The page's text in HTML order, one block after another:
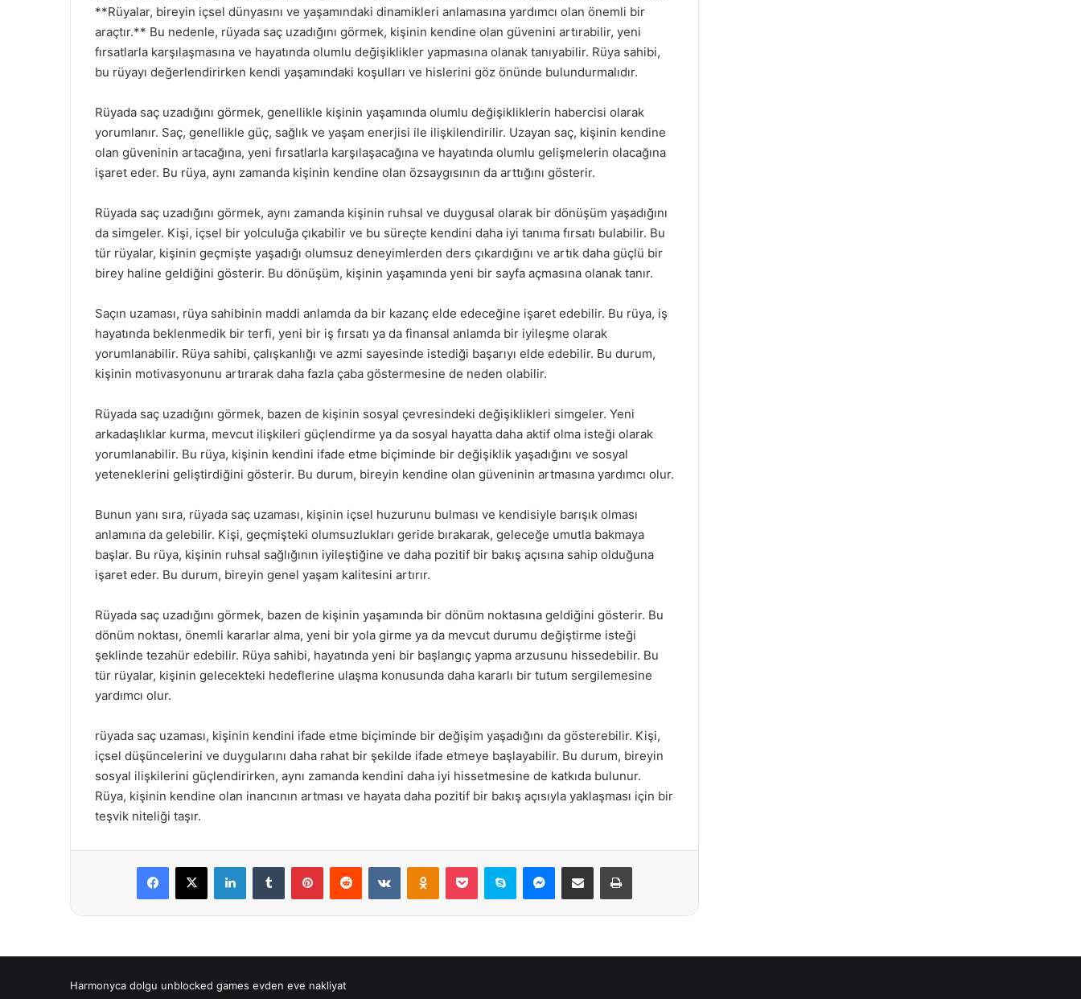
**Rüyalar, bireyin içsel dünyasını ve yaşamındaki dinamikleri anlamasına yardımcı olan önemli bir
araçtır.** Bu nedenle, rüyada saç uzadığını görmek, kişinin kendine olan güvenini artırabilir, yeni
fırsatlarla karşılaşmasına ve hayatında olumlu değişiklikler yapmasına olanak tanıyabilir. Rüya sahibi,
bu rüyayı değerlendirirken kendi yaşamındaki koşulları ve hislerini göz önünde bulundurmalıdır.
Rüyada saç uzadığını görmek, genellikle kişinin yaşamında olumlu değişikliklerin habercisi olarak
yorumlanır. Saç, genellikle güç, sağlık ve yaşam enerjisi ile ilişkilendirilir. Uzayan saç, kişinin kendine
olan güveninin artacağına, yeni fırsatlarla karşılaşacağına ve hayatında olumlu gelişmelerin olacağına
işaret eder. Bu rüya, aynı zamanda kişinin kendine olan özsaygısının da arttığını gösterir.
Rüyada saç uzadığını görmek, aynı zamanda kişinin ruhsal ve duygusal olarak bir dönüşüm yaşadığını
da simgeler. Kişi, içsel bir yolculuğa çıkabilir ve bu süreçte kendini daha iyi tanıma fırsatı bulabilir. Bu
tür rüyalar, kişinin geçmişte yaşadığı olumsuz deneyimlerden ders çıkardığını ve artık daha güçlü bir
birey haline geldiğini gösterir. Bu dönüşüm, kişinin yaşamında yeni bir sayfa açmasına olanak tanır.
Saçın uzaması, rüya sahibinin maddi anlamda da bir kazanç elde edeceğine işaret edebilir. Bu rüya, iş
hayatında beklenmedik bir terfi, yeni bir iş fırsatı ya da finansal anlamda bir iyileşme olarak
yorumlanabilir. Rüya sahibi, çalışkanlığı ve azmi sayesinde istediği başarıyı elde edebilir. Bu durum,
kişinin motivasyonunu artırarak daha fazla çaba göstermesine de neden olabilir.
Rüyada saç uzadığını görmek, bazen de kişinin sosyal çevresindeki değişiklikleri simgeler. Yeni
arkadaşlıklar kurma, mevcut ilişkileri güçlendirme ya da sosyal hayatta daha aktif olma isteği olarak
yorumlanabilir. Bu rüya, kişinin kendini ifade etme biçiminde bir değişiklik yaşadığını ve sosyal
yeteneklerini geliştirdiğini gösterir. Bu durum, bireyin kendine olan güveninin artmasına yardımcı olur.
Bunun yanı sıra, rüyada saç uzaması, kişinin içsel huzurunu bulması ve kendisiyle barışık olması
anlamına da gelebilir. Kişi, geçmişteki olumsuzlukları geride bırakarak, geleceğe umutla bakmaya
başlar. Bu rüya, kişinin ruhsal sağlığının iyileştiğine ve daha pozitif bir bakış açısına sahip olduğuna
işaret eder. Bu durum, bireyin genel yaşam kalitesini artırır.
Rüyada saç uzadığını görmek, bazen de kişinin yaşamında bir dönüm noktasına geldiğini gösterir. Bu
dönüm noktası, önemli kararlar alma, yeni bir yola girme ya da mevcut durumu değiştirme isteği
şeklinde tezahür edebilir. Rüya sahibi, hayatında yeni bir başlangıç yapma arzusunu hissedebilir. Bu
tür rüyalar, kişinin gelecekteki hedeflerine ulaşma konusunda daha kararlı bir tutum sergilemesine
yardımcı olur.
rüyada saç uzaması, kişinin kendini ifade etme biçiminde bir değişim yaşadığını da gösterebilir. Kişi,
içsel düşüncelerini ve duygularını daha rahat bir şekilde ifade etmeye başlayabilir. Bu durum, bireyin
sosyal ilişkilerini güçlendirirken, aynı zamanda kendini daha iyi hissetmesine de katkıda bulunur.
Rüya, kişinin kendine olan inancının artması ve hayata daha pozitif bir bakış açısıyla yaklaşması için bir
teşvik niteliği taşır.
Facebook
X LinkedInTumblr PinterestReddit VKontakteOdnoklassniki
Pocket Skype Messenger
E-Posta ile paylaş Yazdır
Harmonyca dolgu unblocked games evden eve nakliyat